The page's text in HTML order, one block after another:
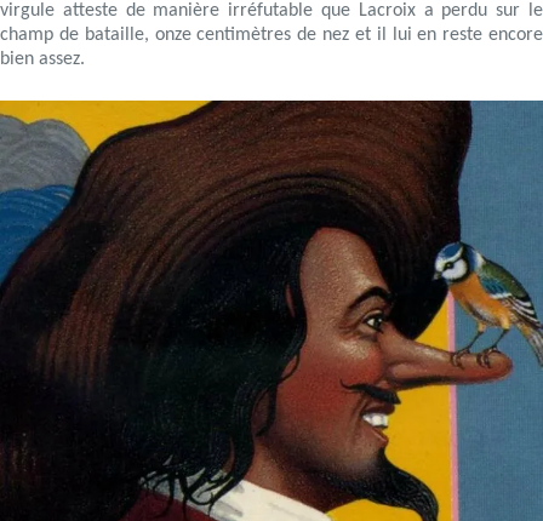
virgule atteste de manière irréfutable que Lacroix a perdu sur le
champ de bataille, onze centimètres de nez et il lui en reste encore
bien assez.